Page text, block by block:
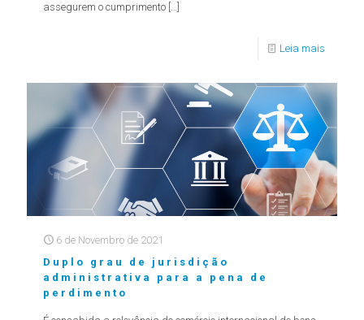
assegurem o cumprimento […]
Leia mais
6 de Novembro de 2021
Duplo grau de jurisdição
administrativa para a pena de
perdimento